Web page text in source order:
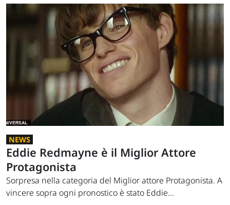
NEWS
Eddie Redmayne è il Miglior Attore
Protagonista
Sorpresa nella categoria del Miglior attore Protagonista. A
vincere sopra ogni pronostico è stato Eddie...